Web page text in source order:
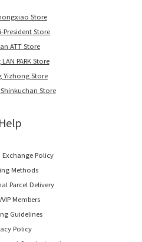
Store
President Store
ATT Store
PARK Store
Yizhong Store
Store
Help
Exchange Policy
Methods
Parcel Delivery
Members
Guidelines
Policy